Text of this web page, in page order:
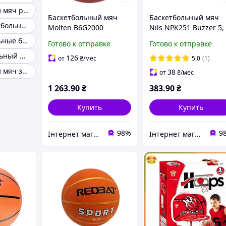
Баскетбольный мяч розовый
Детский баскетбольный мяч
Профессиональные баскетбольные мячи
Мяч баскетбольный molten
Баскетбольный мяч зеленый
Баскетбольный мяч
Molten B6G2000
Готово к отправке
от 126₴/мес
1 263.90₴
Купить
Інтернет магазин СпортТочка 98%
Баскетбольный мяч
Nils NPK251 Buzzer 5,
Готово к отправке
5.0 (1)
от38₴/мес
383.90₴
Купить
Інтернет магазин СпортТочка